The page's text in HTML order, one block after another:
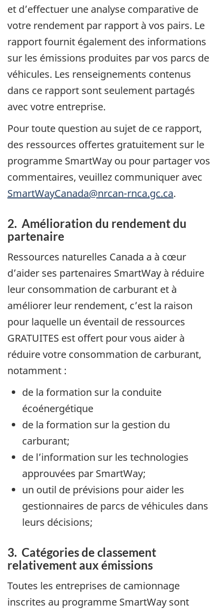
et d’effectuer une analyse comparative de
votre rendement par rapport à vos pairs. Le
rapport fournit également des informations
sur les émissions produites par vos parcs de
véhicules. Les renseignements contenus
dans ce rapport sont seulement partagés
avec votre entreprise.
Pour toute question au sujet de ce rapport,
des ressources offertes gratuitement sur le
programme SmartWay ou pour partager vos
commentaires, veuillez communiquer avec
SmartWayCanada@nrcan-rnca.gc.ca.
2. Amélioration du rendement du
partenaire
Ressources naturelles Canada a à cœur
d’aider ses partenaires SmartWay à réduire
leur consommation de carburant et à
améliorer leur rendement, c’est la raison
pour laquelle un éventail de ressources
GRATUITES est offert pour vous aider à
réduire votre consommation de carburant,
notamment :
de la formation sur la conduite
écoénergétique
de la formation sur la gestion du
carburant;
de l’information sur les technologies
approuvées par SmartWay;
un outil de prévisions pour aider les
gestionnaires de parcs de véhicules dans
leurs décisions;
3. Catégories de classement
relativement aux émissions
Toutes les entreprises de camionnage
inscrites au programme SmartWay sont